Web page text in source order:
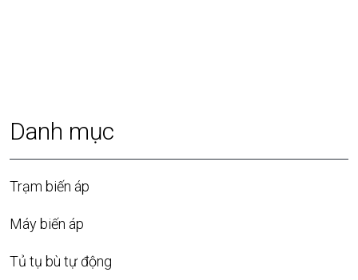
Danh mục
Trạm biến áp
Máy biến áp
Tủ tụ bù tự động